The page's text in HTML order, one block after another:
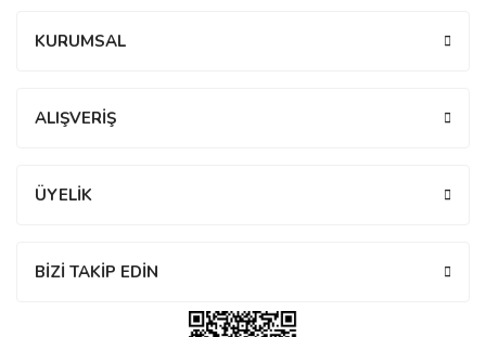
KURUMSAL
ALIŞVERİŞ
ÜYELİK
BİZİ TAKİP EDİN